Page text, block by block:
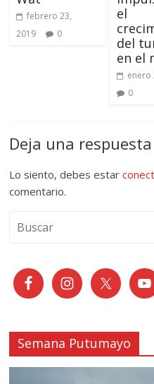
febrero 23,
2019
0
el
del
en el
enero
0
Deja una respuesta
Lo siento, debes estar
comentario.
Semana Putumayo